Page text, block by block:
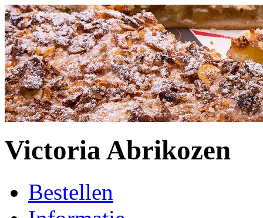
Victoria Abrikozen
Bestellen